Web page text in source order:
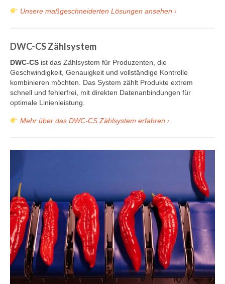
Unsere maßgeschneiderten Lösungen ansehen ›
DWC-CS Zählsystem
DWC-CS ist das Zählsystem für Produzenten, die
Geschwindigkeit, Genauigkeit und vollständige Kontrolle
kombinieren möchten. Das System zählt Produkte extrem
schnell und fehlerfrei, mit direkten Datenanbindungen für
optimale Linienleistung.
Mehr über das DWC-CS Zählsystem erfahren ›